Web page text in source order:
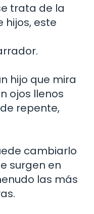
trata de la
hijos, este
hijo que mira
ojos llenos
repente,
cambiarlo
surgen en
las más